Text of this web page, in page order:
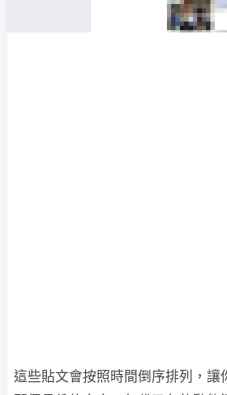
這些貼文會按照時間倒序排列，讓